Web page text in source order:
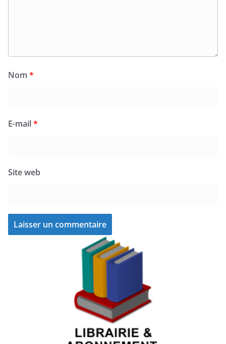
Nom *
E-mail*
Site web